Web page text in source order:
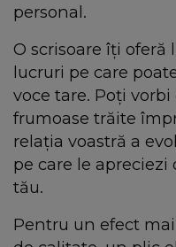
personal.
O scrisoare îți oferă
lucruri pe care
voce tare. Poți
frumoase trăite
relația voastră a
pe care le
tău.
Pentru un efect